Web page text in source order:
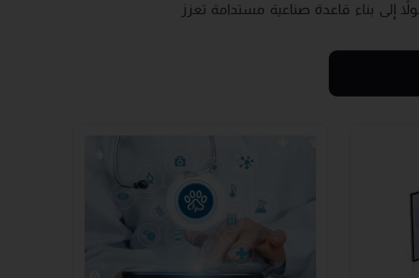
إلى بناء قاعدة صناعية مستدامة تعزز